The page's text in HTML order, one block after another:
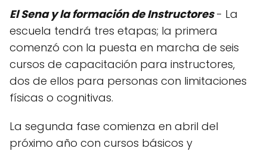
El Sena y la formación de Instructores - La
escuela tendrá tres etapas; la primera
comenzó con la puesta en marcha de seis
cursos de capacitación para instructores,
dos de ellos para personas con limitaciones
físicas o cognitivas.
La segunda fase comienza en abril del
próximo año con cursos básicos y